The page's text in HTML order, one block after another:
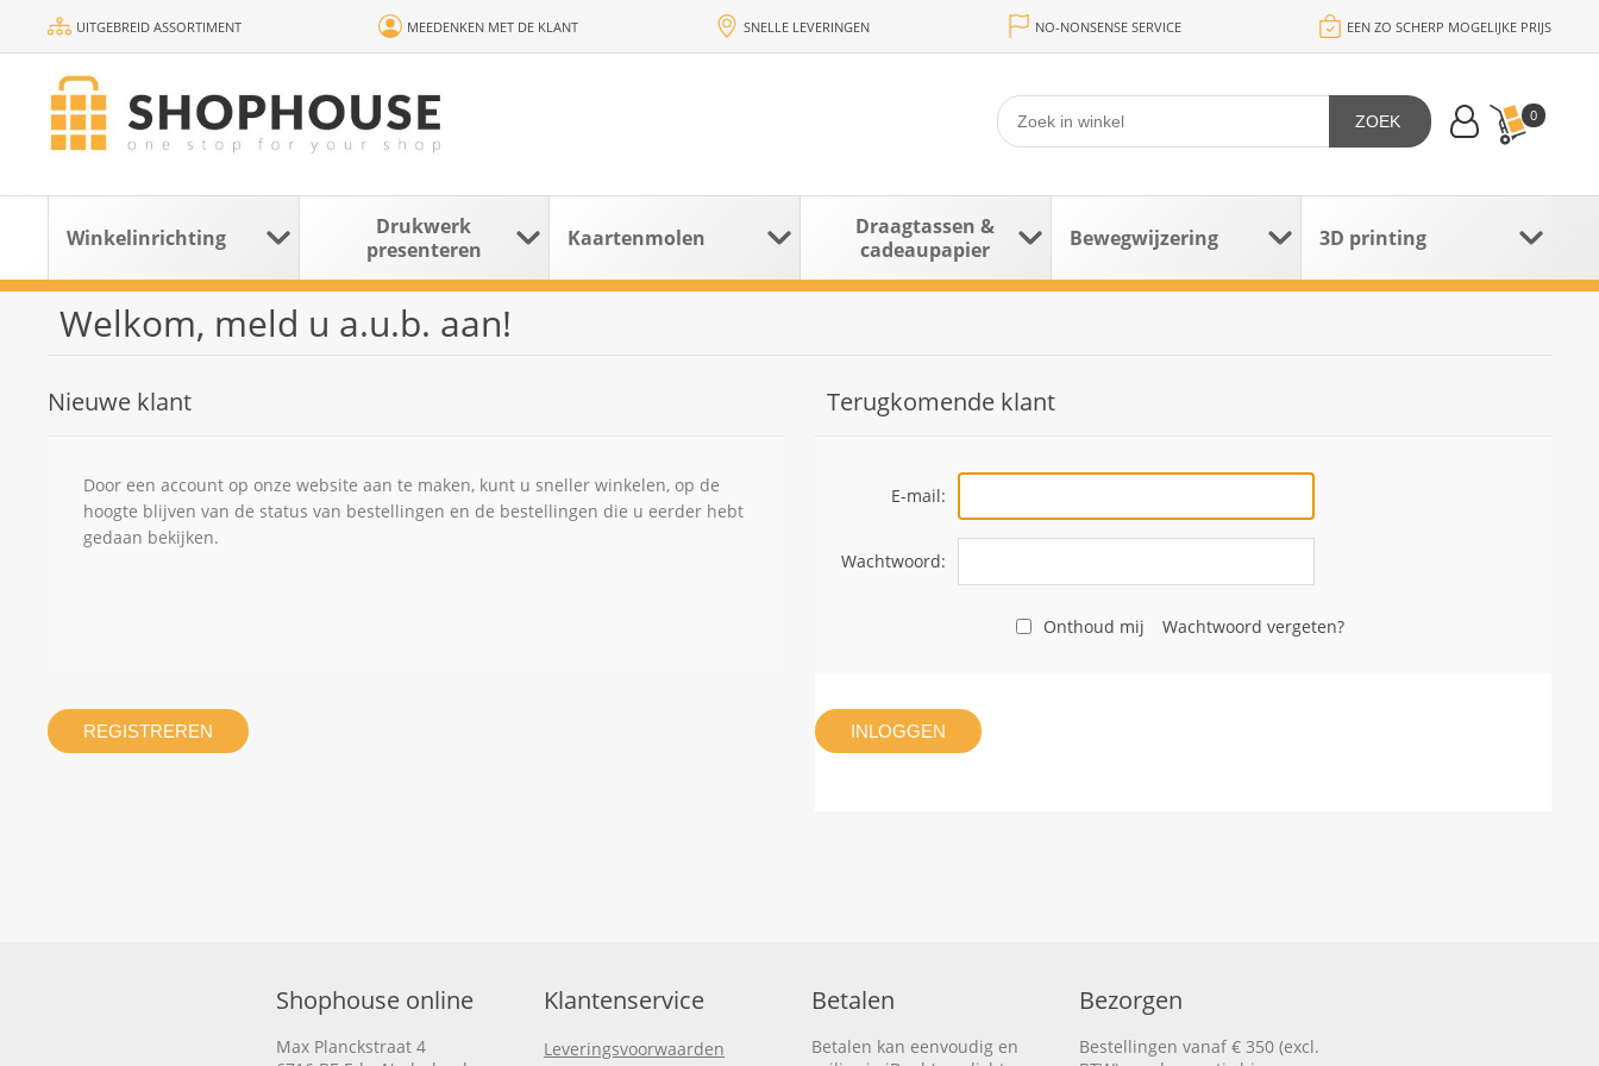
UITGEBREID ASSORTIMENT MEEDENKEN MET DE KLANT SNELLE LEVERINGEN NO-NONSENSE SERVICE EEN ZO SCHERP MOGELIJKE PRIJS
0
ZOEK
Winkelinrichting
Drukwerk
presenteren
Kaartenmolen
Draagtassen &
cadeaupapier
Bewegwijzering 3D printing
Welkom, meld u a.u.b. aan!
Nieuwe klant
Door een account op onze website aan te maken, kunt u sneller winkelen, op de
hoogte blijven van de status van bestellingen en de bestellingen die u eerder hebt
gedaan bekijken.
REGISTREREN
Terugkomende klant
E-mail:
Wachtwoord:
Onthoud mij Wachtwoord vergeten?
INLOGGEN
Shophouse online
Max Planckstraat 4
Klantenservice
Leveringsvoorwaarden
Betalen
Betalen kan eenvoudig en
Bezorgen
Bestellingen vanaf € 350 (excl.